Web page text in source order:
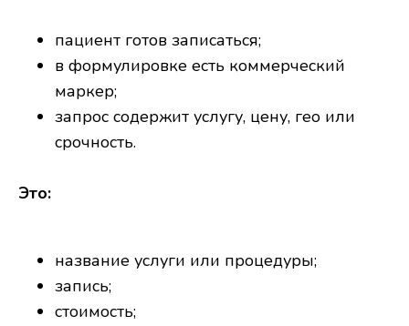
пациент готов записаться;
в формулировке есть коммерческий
маркер;
запрос содержит услугу, цену, гео или
срочность.
Это:
название услуги или процедуры;
запись;
стоимость;